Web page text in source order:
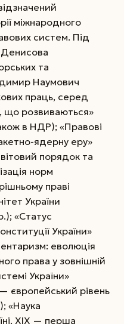
міжнародного
систем. Під
та
Наумович
праць, серед
що розвиваються»
в НДР); «Правові
ядерну еру»
порядок та
норм
праві
України
«Статус
Украї­ни»
еволюція
права у зовнішній
України»
європейський рівень
«Наука
XIX — перша